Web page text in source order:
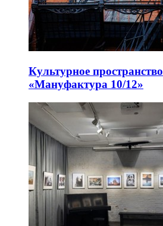
Культурное пространство
«Мануфактура 10/12»